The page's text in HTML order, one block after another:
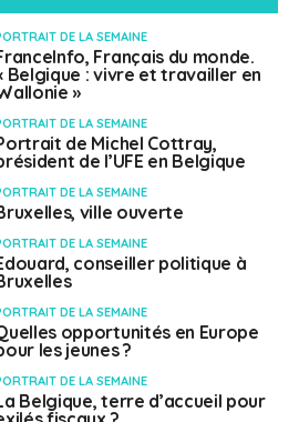
ministre)
(estimation 2023)
allemand
DE LA SEMAINE
Français du monde.
Belgique : vivre et travailler en
»
DE LA SEMAINE
de Michel Cottray,
de l’UFE en Belgique
DE LA SEMAINE
ville ouverte
DE LA SEMAINE
conseiller politique à
DE LA SEMAINE
opportunités en Europe
les jeunes ?
DE LA SEMAINE
Belgique, terre d’accueil pour